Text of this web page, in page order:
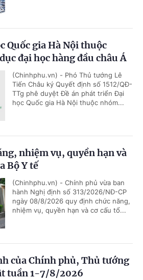
Quốc gia Hà Nội thuộc
đại học hàng đầu châu Á
(Chinhphu.vn) - Phó Thủ tướng Lê
Tiến Châu ký Quyết định số 1512/QĐ-
TTg phê duyệt Đề án phát triển Đại
học Quốc gia Hà Nội thuộc nhóm...
nhiệm vụ, quyền hạn và
Bộ Y tế
(Chinhphu.vn) - Chính phủ vừa ban
hành Nghị định số 313/2026/NĐ-CP
ngày 08/8/2026 quy định chức năng,
nhiệm vụ, quyền hạn và cơ cấu tổ...
của Chính phủ, Thủ tướng
tuần 1-7/8/2026